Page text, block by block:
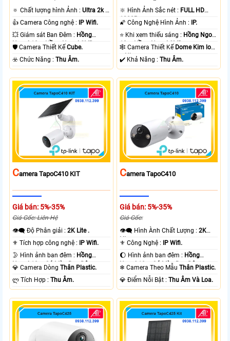
🔅 Chất lượng hình Ảnh :Ultra 2k +
.
👍 Camera Công nghệ : IP Wifi.
💥 Giám sát Ban Đêm : Hồng
Ngoại 10m Hồng Ngoại SMD.
🛡 Camera Thiết KếCube.
️☣️ Chức Năng :Thu Âm.
🔆 Hình Ảnh Sắc nét : FULL HD
1080P .
🌠 Công Nghệ Hình Ảnh : IP.
⭐ Khi xem thiếu sáng : Hồng Ngoại
10m Hồng Ngoại SMD.
🕸️ Camera Thiết Kế Dome Kim loại
+ Nhựa.
️✔️ Khả Năng :Thu Âm.
CAmera TapoC410 KIT
Giá bán: 5%-35%
Giá Gốc: Liên Hệ
👁️‍🗨 Độ Phân giải :2K Lite .
⚜️ Tích hợp công nghệ : IP Wifi.
🌛 Hình ảnh ban đêm : Hồng
Ngoại 10m Có Màu Ban Ðêm.
💎 Camera DòngThân Plastic.
️ლ Tích Hợp :Thu Âm.
CAmera TapoC410
Giá bán: 5%-35%
Giá Gốc:
👁️‍🗨 Hình Ành Chất Lượng :2K
Lite .
⚜️ Công Nghệ : IP Wifi.
🌔 Hình ảnh ban đêm : Hồng
Ngoại 10m Có Màu Ban Ðêm.
❄ Camera Theo MẫuThân Plastic.
️💎 Điểm Nỗi Bật :Thu Âm Và Loa.